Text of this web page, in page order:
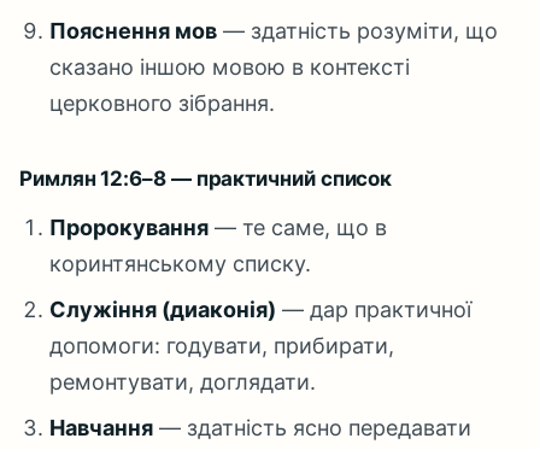
Пояснення мов — здатність розуміти, що
сказано іншою мовою в контексті
церковного зібрання.
Римлян 12:6–8 — практичний список
Пророкування — те саме, що в
коринтянському списку.
Служіння (диаконія) — дар практичної
допомоги: годувати, прибирати,
ремонтувати, доглядати.
Навчання — здатність ясно передавати